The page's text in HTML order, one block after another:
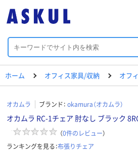
ホーム オフィス家具/収納 オフ
オカムラ ブランド： okamura（オカムラ）
オカムラ RC-1チェア 肘なし ブラック
（0件のレビュー）
ランキングを見る：布張りチェア